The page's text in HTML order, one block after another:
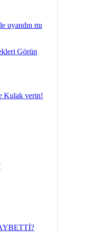
uyandın mı
Görün
Kulak verin!